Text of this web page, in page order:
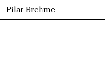
Pilar Brehme